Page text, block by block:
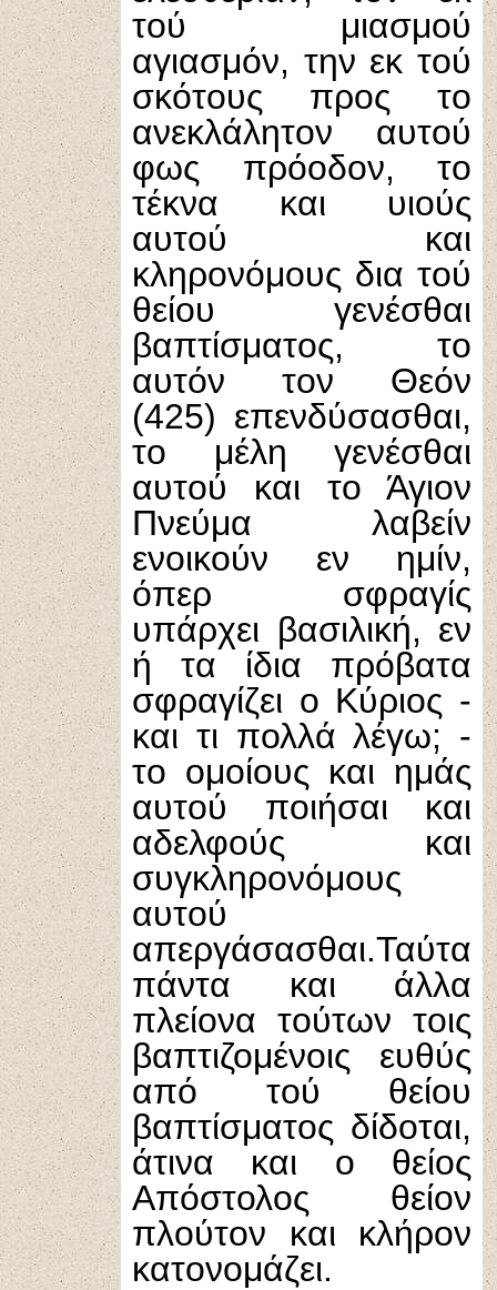
τού μιασμού
αγιασμόν, την εκ τού
σκότους προς το
ανεκλάλητον αυτού
φως πρόοδον, το
τέκνα και υιούς
αυτού και
κληρονόμους δια τού
θείου γενέσθαι
βαπτίσματος, το
αυτόν τον Θεόν
(425) επενδύσασθαι,
το μέλη γενέσθαι
αυτού και το Άγιον
Πνεύμα λαβείν
ενοικούν εν ημίν,
όπερ σφραγίς
υπάρχει βασιλική, εν
ή τα ίδια πρόβατα
σφραγίζει ο Κύριος -
και τι πολλά λέγω; -
το ομοίους και ημάς
αυτού ποιήσαι και
αδελφούς και
συγκληρονόμους
αυτού
απεργάσασθαι.Ταύτα
πάντα και άλλα
πλείονα τούτων τοις
βαπτιζομένοις ευθύς
από τού θείου
βαπτίσματος δίδοται,
άτινα και ο θείος
Απόστολος θείον
πλούτον και κλήρον
κατονομάζει.